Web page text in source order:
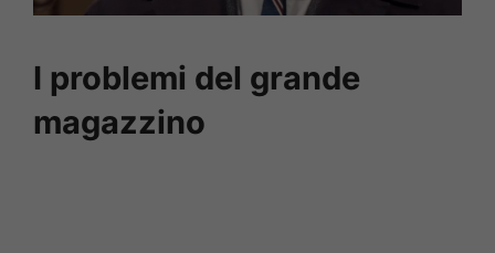
I problemi del grande
magazzino